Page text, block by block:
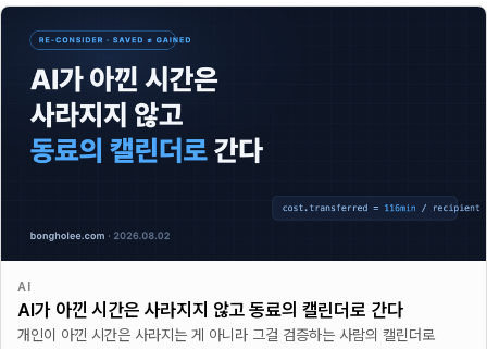
AI
AI가 아낀 시간은 사라지지 않고 동료의 캘린더로 간다
개인이 아낀 시간은 사라지는 게 아니라 그걸 검증하는 사람의 캘린더로